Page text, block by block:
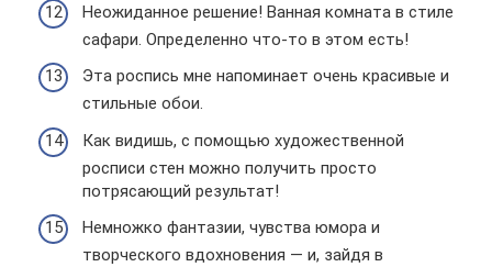
Неожиданное решение! Ванная комната в стиле
сафари. Определенно что-то в этом есть!
Эта роспись мне напоминает очень красивые и
стильные обои.
Как видишь, с помощью художественной
росписи стен можно получить просто
потрясающий результат!
Немножко фантазии, чувства юмора и
творческого вдохновения — и, зайдя в